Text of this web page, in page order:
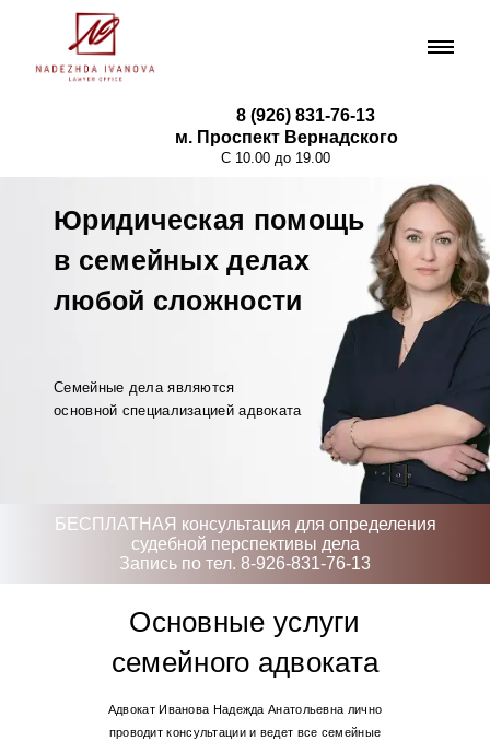
8 (926) 831-76-13
м. Проспект Вернадского
С 10.00 до 19.00
Юридическая помощь
в семейных делах
любой сложности
Семейные дела являются
основной специализацией адвоката
БЕСПЛАТНАЯ консультация для определения
судебной перспективы дела
Запись по тел. 8-926-831-76-13
Основные услуги
семейного адвоката
Адвокат Иванова Надежда Анатольевна лично
проводит консультации и ведет все семейные